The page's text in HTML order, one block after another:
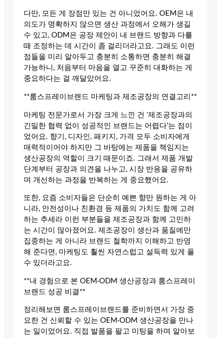
다만, 모든 게 장점만 있는 건 아니었어요. OEM은 내
의도가 명확하지 않으면 생산 과정에서 오해가 생길
수 있고, ODM은 공장 제안이 내 브랜드 방향과 다를
때 조정하는 데 시간이 좀 걸리더라고요. 그래도 이런
점들을 미리 알아두고 충분히 소통하면 충분히 해결
가능하니, 처음부터 마음을 열고 꾸준히 대화하는 게
중요하다는 걸 깨달았어요.
**룸스프레이브랜드 마케팅과 제조공장의 연결고리**
마케팅 전문가로서 가장 크게 느낀 건 ‘제조공장과의
긴밀한 협력 없이 성공적인 브랜드는 어렵다’는 점이
었어요. 향기, 디자인, 패키지, 가격 모두 소비자에게
매력적이어야 하지만 그 바탕에는 제품을 책임지는
생산공장의 역할이 크기 때문이죠. 그래서 제품 개발
단계부터 공장과 의견을 나누고, 시장 반응을 공유하
며 개선하는 과정을 반복하는 게 중요했어요.
또한, 요즘 소비자들은 단순히 예쁜 향만 원하는 게 아
니라, 안전성이나 친환경 등 제품의 가치도 함께 고려
하는 추세라 이런 부분들을 제조공장과 함께 고민하
는 시간이 많아졌어요. 제조공장이 생산과 품질에만
집중하는 게 아니라 브랜드 철학까지 이해하고 반영
해 준다면, 마케팅도 훨씬 자연스럽고 설득력 있게 풀
수 있더라고요.
**내 경험으로 본 OEM·ODM 생산공장과 룸스프레이
브랜드 성공 비결**
정리해보면 룸스프레이브랜드를 준비하면서 가장 중
요한 건 신뢰할 수 있는 OEM·ODM 생산공장을 만나
는 일이었어요. 직접 발품을 팔고 미팅을 하며 알아보